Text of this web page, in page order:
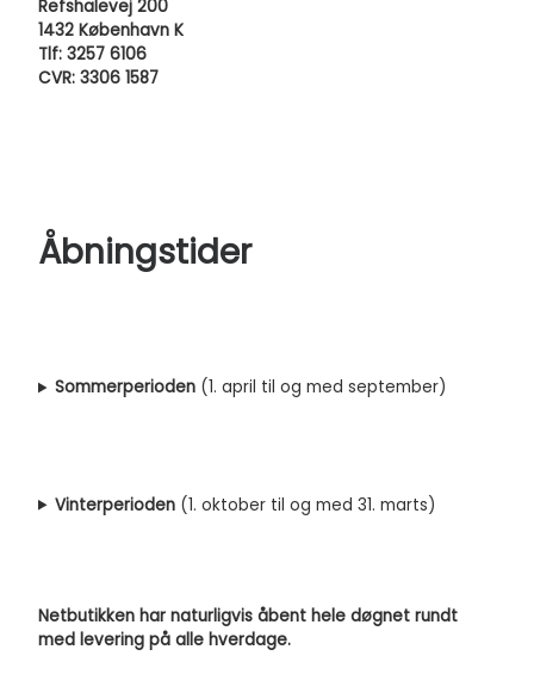
Refshalevej 200
1432 København K
Tlf: 3257 6106
CVR: 3306 1587
Åbningstider
Sommerperioden (1. april til og med september)
Vinterperioden (1. oktober til og med 31. marts)
Netbutikken har naturligvis åbent hele døgnet rundt
med levering på alle hverdage.